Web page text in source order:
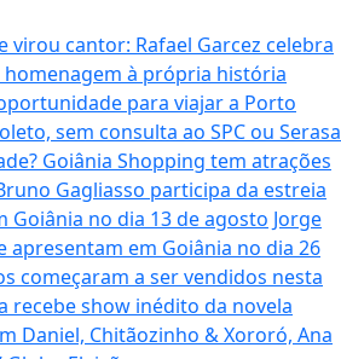
virou cantor: Rafael Garcez celebra
homenagem à própria história
para viajar a Porto
sem consulta ao SPC ou Serasa
Goiânia Shopping tem atrações
Gagliasso participa da estreia
Goiânia no dia 13 de agosto Jorge
apresentam em Goiânia no dia 26
começaram a ser vendidos nesta
recebe show inédito da novela
Daniel, Chitãozinho & Xororó, Ana